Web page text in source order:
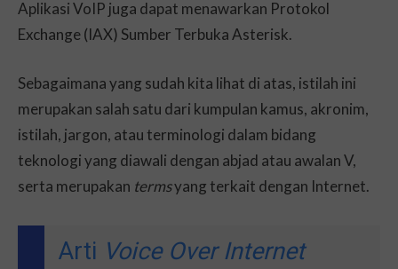
Aplikasi VoIP juga dapat menawarkan Protokol
Exchange (IAX) Sumber Terbuka Asterisk.
Sebagaimana yang sudah kita lihat di atas, istilah ini
merupakan salah satu dari kumpulan kamus, akronim,
istilah, jargon, atau terminologi dalam bidang
teknologi yang diawali dengan abjad atau awalan V,
serta merupakan termsyang terkait dengan Internet.
Arti Voice Over Internet